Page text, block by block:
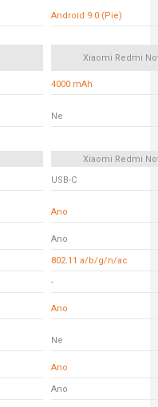
Android 9.0 (Pie)
Xiaomi Redmi
4000 mAh
Ne
Xiaomi Redmi
USB-C
Ano
Ano
802.11 a/b/g/n/ac
-
Ano
Ne
Ano
Ano